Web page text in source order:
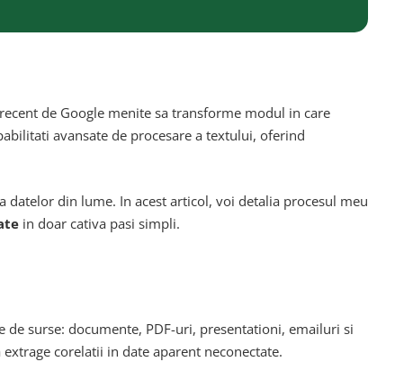
de Google menite sa transforme modul in care
avansate de procesare a textului, oferind
din lume. In acest articol, voi detalia procesul meu
in doar cativa pasi simpli.
surse: documente, PDF-uri, presentationi, emailuri si
corelatii in date aparent neconectate.